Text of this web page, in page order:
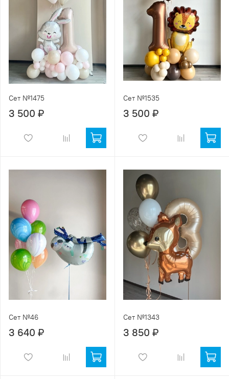
Сет №1475
3 500 ₽
Сет №1535
3 500 ₽
Сет №46
3 640 ₽
Сет №1343
3 850 ₽